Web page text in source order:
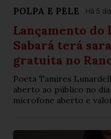
POLPA E PELE Há 5
Lançamento do
Sabará terá
gratuita no
Poeta Tamires
aberto ao público no
microfone aberto e